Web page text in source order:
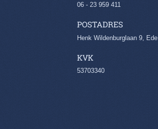
06 - 23 959 411
POSTADRES
Henk Wildenburglaan 9, Ede
KVK
53703340